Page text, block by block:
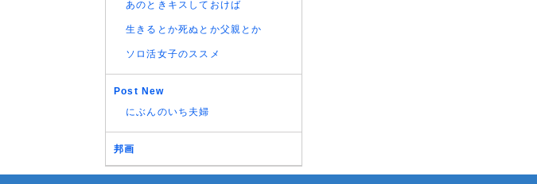
あのときキスしておけば
生きるとか死ぬとか父親とか
ソロ活女子のススメ
Post New
にぶんのいち夫婦
邦画